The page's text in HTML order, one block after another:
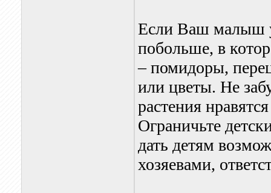
Если Ваш малыш
побольше, в
– помидоры,
или цветы. Не
растения
Ограничьте
дать детям
хозяевами,